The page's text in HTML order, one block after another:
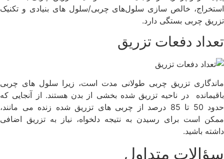
استخراج، خالص سازی سلول‌های چربی/سلول های بنیادی و تکنیک
تزریق چربی بستگی دارد.
تعداد دفعات تزریق
ماندگاری تزریق چربی طولانی مدت است، زیرا سلول های چربی
باقیمانده در ناحیه تزریق شده بخشی از بدن هستند. از آنجایی که
حدود 50 تا 85 درصد از چربی های تزریق شده زنده می مانند،
ممکن است برای رسیدن به نتیجه دلخواه، نیاز به تزریق اضافی
داشته باشید.
سؤالات متداول